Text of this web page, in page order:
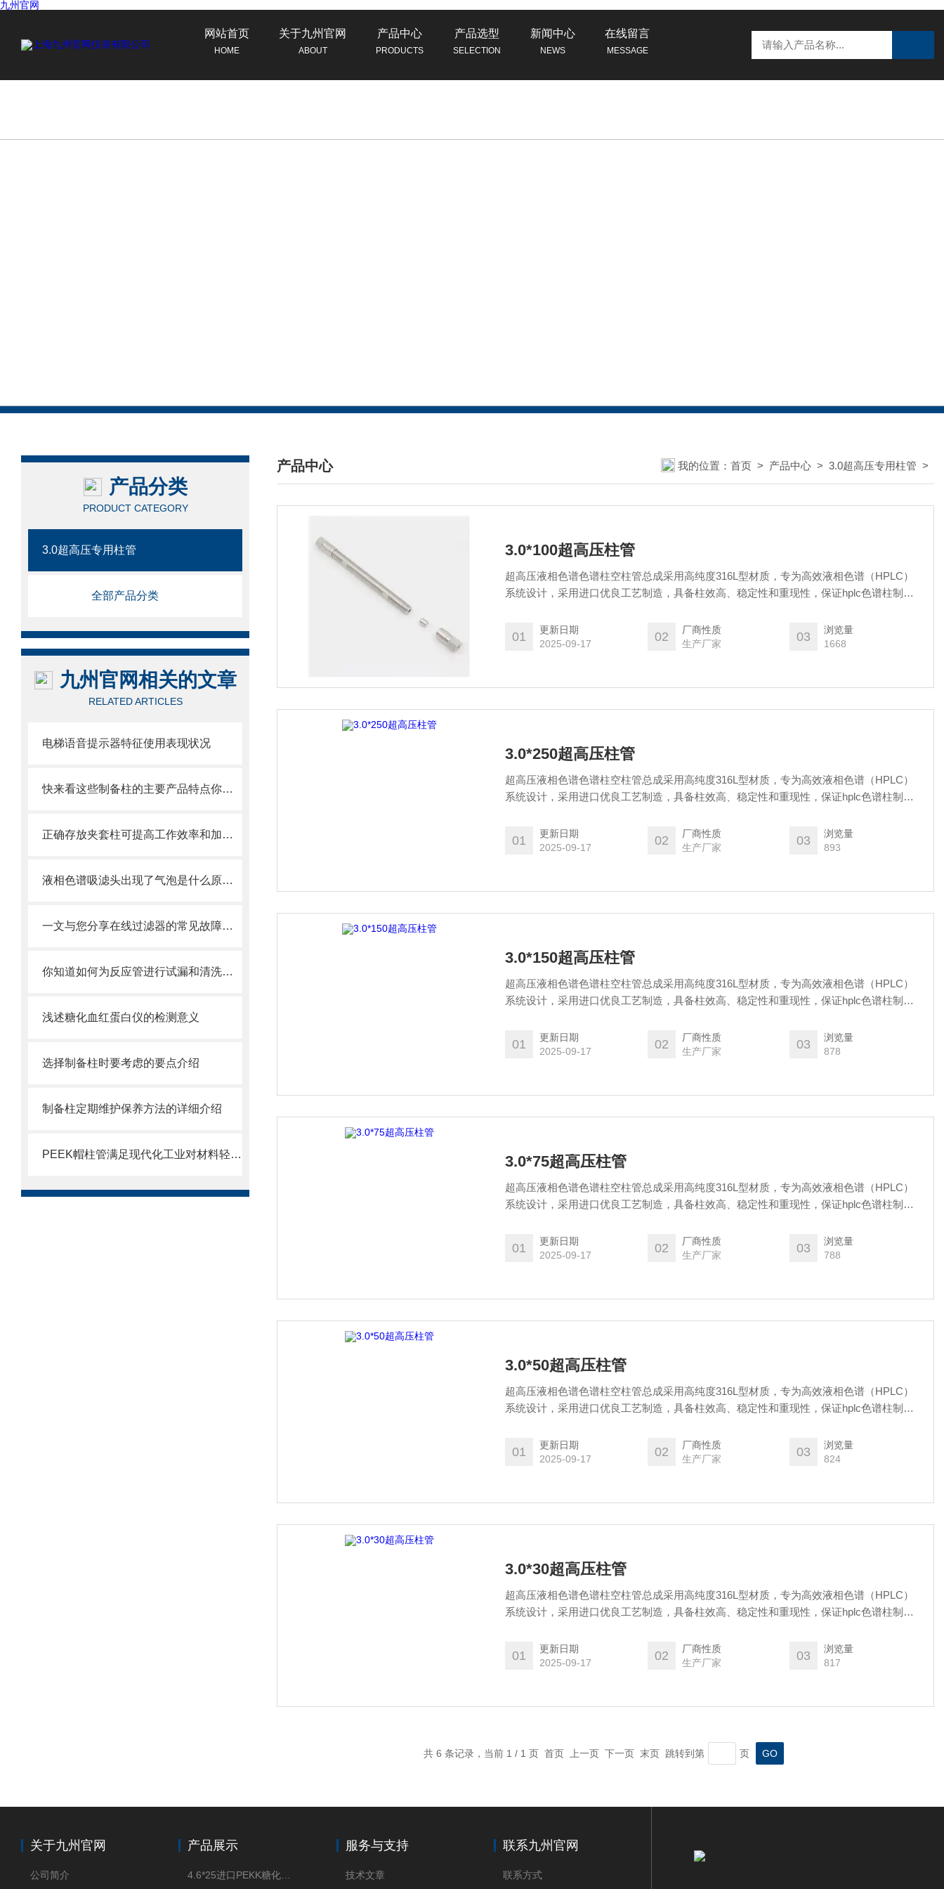
九州官网
网站首页
HOME
关于九州官网
ABOUT
产品中心
PRODUCTS
产品选型
SELECTION
新闻中心
NEWS
在线留言
MESSAGE
产品分类
PRODUCT CATEGORY
3.0超高压专用柱管
全部产品分类
九州官网相关的文章
RELATED ARTICLES
电梯语音提示器特征使用表现状况
快来看这些制备柱的主要产品特点你知道多少
正确存放夹套柱可提高工作效率和加工质量
液相色谱吸滤头出现了气泡是什么原因？可能是你的流动相没有脱气
一文与您分享在线过滤器的常见故障解决方法
你知道如何为反应管进行试漏和清洗吗？这篇文章教你一个有效的方法
浅述糖化血红蛋白仪的检测意义
选择制备柱时要考虑的要点介绍
制备柱定期维护保养方法的详细介绍
PEEK帽柱管满足现代化工业对材料轻量化和高可靠性的需求
产品中心
/ PRODUCTS CENTER
我的位置： 首页 > 产品中心 > 3.0超高压专用柱管 >
3.0*100超高压柱管
超高压液相色谱色谱柱空柱管总成采用高纯度316L型材质，专为高效液相色谱（HPLC）
系统设计，采用进口优良工艺制造，具备柱效高、稳定性和重现性，保证hplc色谱柱制成
01
更新日期
2025-09-17
02
厂商性质
生产厂家
03
浏览量
1668
3.0*250超高压柱管
超高压液相色谱色谱柱空柱管总成采用高纯度316L型材质，专为高效液相色谱（HPLC）
系统设计，采用进口优良工艺制造，具备柱效高、稳定性和重现性，保证hplc色谱柱制成
01
更新日期
2025-09-17
02
厂商性质
生产厂家
03
浏览量
893
3.0*150超高压柱管
超高压液相色谱色谱柱空柱管总成采用高纯度316L型材质，专为高效液相色谱（HPLC）
系统设计，采用进口优良工艺制造，具备柱效高、稳定性和重现性，保证hplc色谱柱制成
01
更新日期
2025-09-17
02
厂商性质
生产厂家
03
浏览量
878
3.0*75超高压柱管
超高压液相色谱色谱柱空柱管总成采用高纯度316L型材质，专为高效液相色谱（HPLC）
系统设计，采用进口优良工艺制造，具备柱效高、稳定性和重现性，保证hplc色谱柱制成
01
更新日期
2025-09-17
02
厂商性质
生产厂家
03
浏览量
788
3.0*50超高压柱管
超高压液相色谱色谱柱空柱管总成采用高纯度316L型材质，专为高效液相色谱（HPLC）
系统设计，采用进口优良工艺制造，具备柱效高、稳定性和重现性，保证hplc色谱柱制成
01
更新日期
2025-09-17
02
厂商性质
生产厂家
03
浏览量
824
3.0*30超高压柱管
超高压液相色谱色谱柱空柱管总成采用高纯度316L型材质，专为高效液相色谱（HPLC）
系统设计，采用进口优良工艺制造，具备柱效高、稳定性和重现性，保证hplc色谱柱制成
01
更新日期
2025-09-17
02
厂商性质
生产厂家
03
浏览量
817
共 6 条记录，当前 1 / 1 页 首页 上一页 下一页 末页 跳转到第 页
关于九州官网
公司简介
产品展示 服务与支持
技术文章
联系九州官网
联系方式